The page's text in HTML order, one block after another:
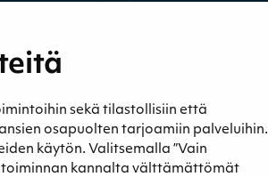
sekä tilastollisiin että
osapuolten tarjoamiin palveluihin.
käytön. Valitsemalla ”Vain
toiminnan kannalta välttämättömät
Yhteystiedot
Yhteystiedot
Laskutustiedot